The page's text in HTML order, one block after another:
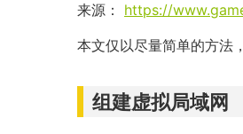
来源：
https://
本文仅以尽量简单的方法
组建虚拟局域网